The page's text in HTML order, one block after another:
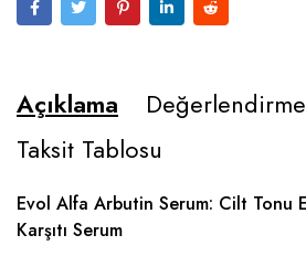
Açıklama
Taksit Tablosu
Evol Alfa Arbutin Serum: Cilt Tonu
Karşıtı Serum